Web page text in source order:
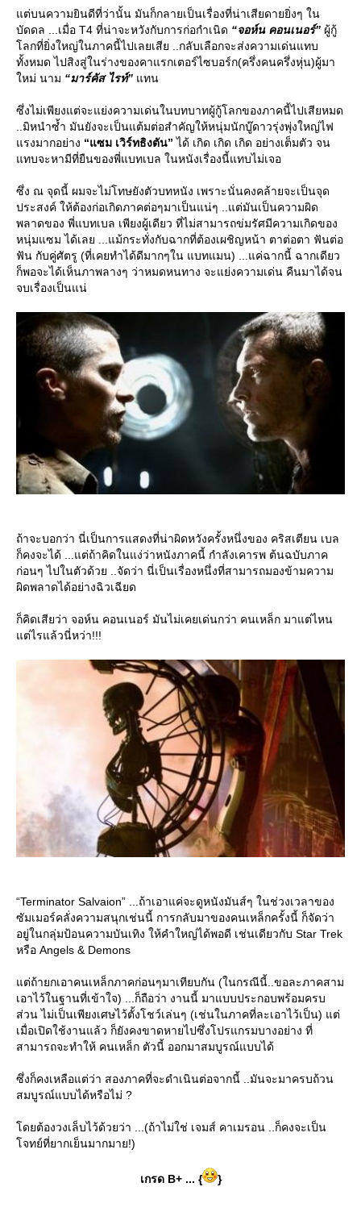
ต่บนความยินดีที่ว่านั้น มันก็กลายเป็นเรื่องที่น่าเสียดายยิ่งๆ ใน
บัดดล ...เมื่อ T4 ที่น่าจะหวังกับการก่อกำเนิด “จอห์น คอนเนอร์” ผู้กู้
ลกที่ยิ่งใหญ่ในภาคนี้ไปเลยเสีย ..กลับเลือกจะส่งความเด่นแทบ
ทั้งหมด ไปสิงสู่ในร่างของคาแรกเตอร์ไซบอร์ก(ครึ่งคนครึ่งหุ่น)ผู้มา
หม่ นาม “มาร์คัส ไรท์” ทน
ซึ่งไม่เพียงแต่จะแย่งความเด่นในบทบาทผู้กู้โลกของภาคนี้ไปเสียหมด
..มิหนำซ้ำ มันยังจะเป็นแต้มต่อสำคัญให้หนุ่มนักบู๊ดาวรุ่งพุ่งใหญ่ไฟ
รงมากอย่าง “แซม เวิร์ทธิงตัน” ได้ เกิด เกิด เกิด อย่างเต็มตัว จน
ทบจะหามีที่ยืนของพี่แบทเบล ในหนังเรื่องนี้แทบไม่เจอ
ซึ่ง ณ จุดนี้ ผมจะไม่โทษยังตัวบทหนัง เพราะนั่นคงคล้ายจะเป็นจุด
ประสงค์ ให้ต้องก่อเกิดภาคต่อๆมาเป็นแน่ๆ ..แต่มันเป็นความผิด
พลาดของ พี่แบทเบล เพียงผู้เดียว ที่ไม่สามารถข่มรัศมีความเกิดของ
หนุ่มแซม ได้เลย ...แม้กระทั่งกับฉากที่ต้องเผชิญหน้า ตาต่อตา ฟันต่อ
ฟัน กับคู่ศัตรู (ที่เคยทำได้ดีมากๆใน แบทแมน) ...แค่ฉากนี้ ฉากเดียว
ก็พอจะได้เห็นภาพลางๆ ว่าหมดหนทาง จะแย่งความเด่น คืนมาได้จน
จบเรื่องเป็นแน่
ถ้าจะบอกว่า นี่เป็นการแสดงที่น่าผิดหวังครั้งหนึ่งของ คริสเตียน เบล
ก็คงจะได้ ...แต่ถ้าคิดในแง่ว่าหนังภาคนี้ กำลังเคารพ ต้นฉบับภาค
ก่อนๆ ไปในตัวด้วย ..จัดว่า นี่เป็นเรื่องหนึ่งที่สามารถมองข้ามความ
ผิดพลาดได้อย่างฉิวเฉียด
ก็คิดเสียว่า จอห์น คอนเนอร์ มันไม่เคยเด่นกว่า คนเหล็ก มาแต่ไหน
ต่ไรแล้วนี่หว่า!!!
“Terminator Salvaion” ...ถ้าเอาแค่จะดูหนังมันส์ๆ ในช่วงเวลาของ
ซัมเมอร์คลั่งความสนุกเช่นนี้ การกลับมาของคนเหล็กครั้งนี้ ก็จัดว่า
อยู่ในกลุ่มป้อนความบันเทิง ให้คำใหญ่ได้พอดี เช่นเดียวกับ Star Trek
หรือ Angels & Demons
ต่ถ้ายกเอาคนเหล็กภาคก่อนๆมาเทียบกัน (ในกรณีนี้..ขอละภาคสาม
เอาไว้ในฐานที่เข้าใจ) ...ก็ถือว่า งานนี้ มาแบบประกอบพร้อมครบ
ส่วน ไม่เป็นเพียงเศษไว้ตั้งโชว์เล่นๆ (เช่นในภาคที่ละเอาไว้เป็น) แต่
เมื่อเปิดใช้งานแล้ว ก็ยังคงขาดหายไปซึ่งโปรแกรมบางอย่าง ที่
สามารถจะทำให้ คนเหล็ก ตัวนี้ ออกมาสมบูรณ์แบบได้
ซึ่งก็คงเหลือแต่ว่า สองภาคที่จะดำเนินต่อจากนี้ ..มันจะมาครบถ้วน
สมบูรณ์แบบได้หรือไม่ ?
ดยต้องวงเล็บไว้ด้วยว่า ...(ถ้าไม่ใช่ เจมส์ คาเมรอน ..ก็คงจะเป็น
จทย์ที่ยากเย็นมากมาย!)
เกรด B+ ... { }